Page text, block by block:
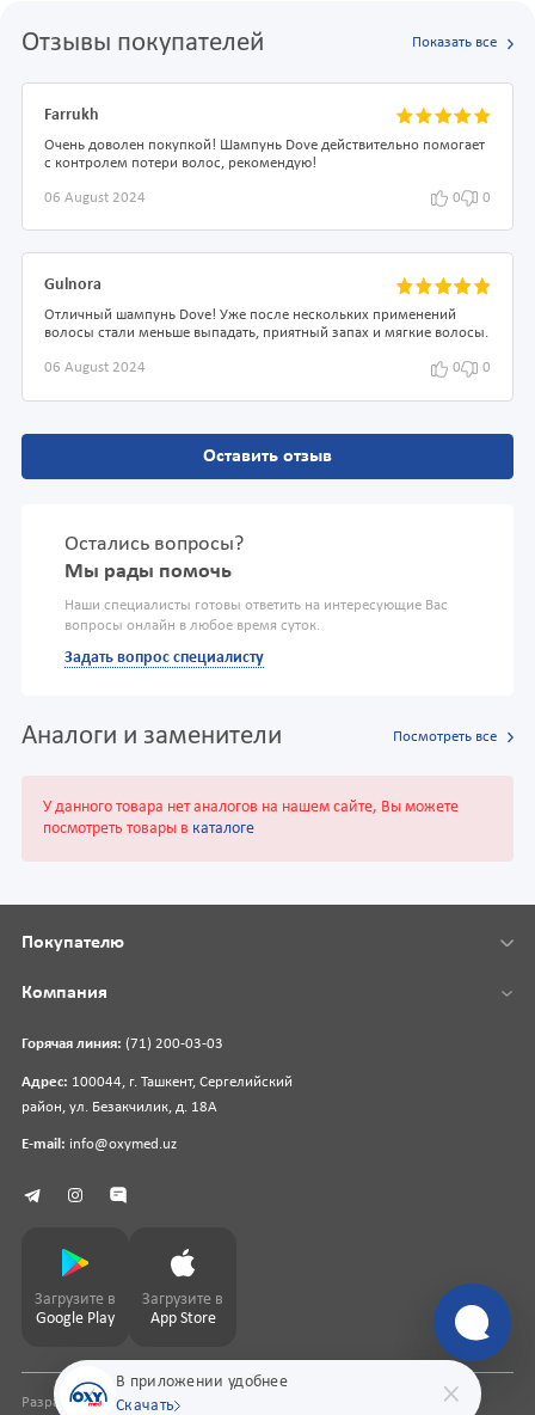
Отзывы покупателей Показать все
Farrukh
Очень доволен покупкой! Шампунь Dove действительно помогает
с контролем потери волос, рекомендую!
06 August 2024 0 0
Gulnora
Отличный шампунь Dove! Уже после нескольких применений
волосы стали меньше выпадать, приятный запах и мягкие волосы.
06 August 2024 0 0
Оставить отзыв
Остались вопросы?
Мы рады помочь
Наши специалисты готовы ответить на интересующие Вас
вопросы онлайн в любое время суток.
Задать вопрос специалисту
Аналоги и заменители Посмотреть все
У данного товара нет аналогов на нашем сайте, Вы можете
посмотреть товары в каталоге
В приложении удобнее
Скачать
Горячая линия: (71) 200-03-03
Адрес: 100044, г. Ташкент, Сергелийский
район, ул. Безакчилик, д. 18А
E-mail: info@oxymed.uz
Покупателю
Компания
Загрузите в
Google Play
Загрузите в
App Store
Разработка сайтаpharmit.uz